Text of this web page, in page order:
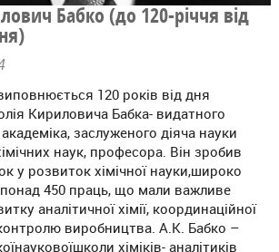
Бабко (до 120-річчя від
120 років від дня
Кириловича Бабка- видатного
заслуженого діяча науки
наук, професора. Він зробив
у розвиток хімічної науки,широко
450 праць, що мали важливе
аналітичної хімії, координаційної
контролю виробництва. А.К. Бабко –
хіміків- аналітиків